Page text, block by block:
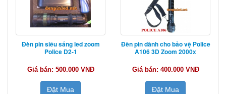
Đèn pin siêu sáng led zoom
Police D2-1
Giá bán: 500.000 VNĐ
Đặt Mua
Đèn pin dành cho bảo vệ Police
A106 3D Zoom 2000x
Giá bán: 400.000 VNĐ
Đặt Mua